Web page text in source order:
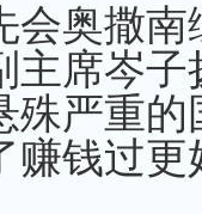
奥撒南
主席岑子
殊严重的
赚钱过更